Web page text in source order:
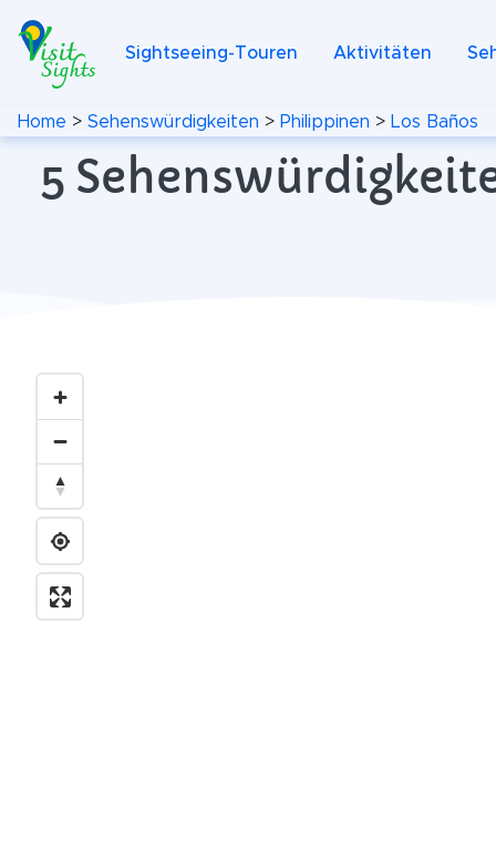
Sightseeing-Touren Aktivitäten
Home > Sehenswürdigkeiten > Philippinen > Los Baños
5